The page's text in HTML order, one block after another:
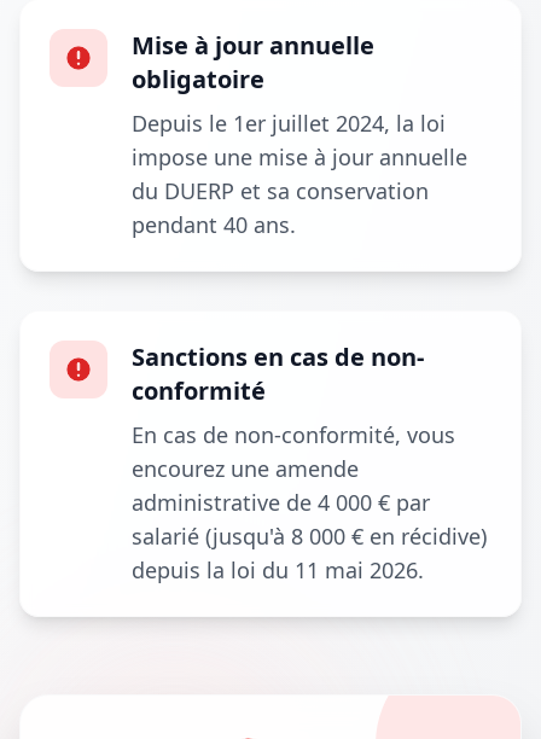
Mise à jour annuelle
obligatoire
Depuis le 1er juillet 2024, la loi
impose une mise à jour annuelle
du DUERP et sa conservation
pendant 40 ans.
Sanctions en cas de non-
conformité
En cas de non-conformité, vous
encourez une amende
administrative de 4 000 € par
salarié (jusqu'à 8 000 € en récidive)
depuis la loi du 11 mai 2026.